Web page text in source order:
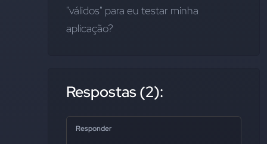
"válidos" para eu testar minha
aplicação?
Respostas (2):
Responder